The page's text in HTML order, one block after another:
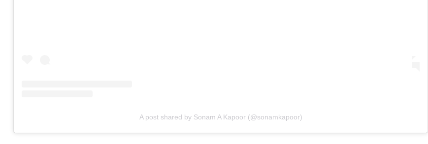
A post shared by Sonam A Kapoor (@sonamkapoor)